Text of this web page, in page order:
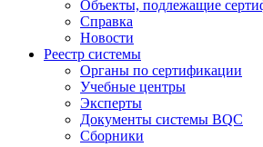
Объекты, подлежащие
Справка
Новости
Реестр системы
Органы по сертификации
Учебные центры
Эксперты
Документы системы BQC
Сборники